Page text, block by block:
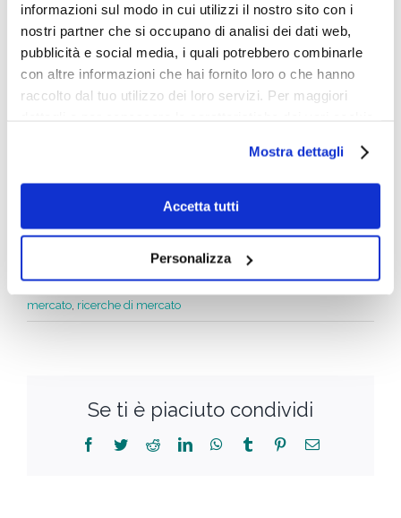
informazioni sul modo in cui utilizzi il nostro sito con i
nostri partner che si occupano di analisi dei dati web,
pubblicità e social media, i quali potrebbero combinarle
con altre informazioni che hai fornito loro o che hanno
raccolto dal tuo utilizzo dei loro servizi. Per maggiori
Mostra dettagli
Accetta tutti
Personalizza
Fare una ricerca di mercato è quindi il primo passo
da realizzare prima di aprire un’attività.
È utile per conoscere meglio le potenzialità ma
anche i possibili fattori di rischio, e individuare il
potenziale economico del mercato di riferimento.
Se questo questo contenuto ti è piaciuto faccelo
www.businessintelligencegroup.it
Giugno 2nd, 2021 | Categorie:
Ricerche di Mercato | Tag:analisi di mercato,indagine di
mercato, ricerche di mercato
Se ti è piaciuto condividi